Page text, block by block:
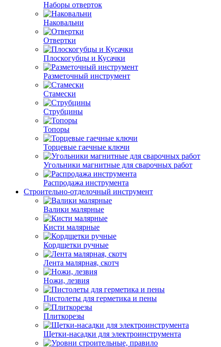
Наборы отверток
Наковальни
Отвертки
Плоскогубцы и Кусачки
Разметочный инструмент
Стамески
Струбцины
Топоры
Торцевые гаечные ключи
Угольники магнитные для сварочных работ
Распродажа инструмента
Строительно-отделочный инструмент
Валики малярные
Кисти малярные
Кордщетки ручные
Лента малярная, скотч
Ножи, лезвия
Пистолеты для герметика и пены
Плиткорезы
Щетки-насадки для электроинструмента